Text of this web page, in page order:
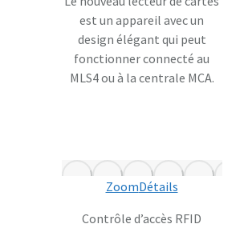
est un appareil avec un
design élégant qui peut
fonctionner connecté au
MLS4 ou à la centrale MCA.
ZoomDétails
Contrôle d’accès RFID